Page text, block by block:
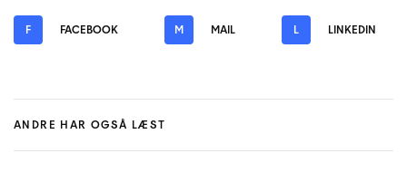
F FACEBOOK M MAIL L LINKEDIN
ANDRE HAR OGSÅ LÆST